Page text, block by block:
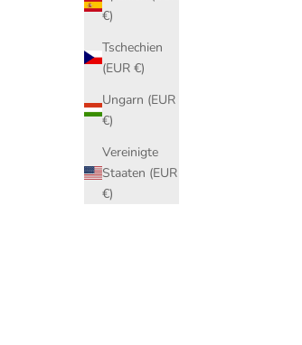
€)
Tschechien
(EUR €)
Ungarn (EUR
€)
Vereinigte
Staaten (EUR
€)